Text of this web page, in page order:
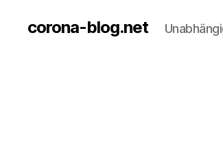
corona-blog.net